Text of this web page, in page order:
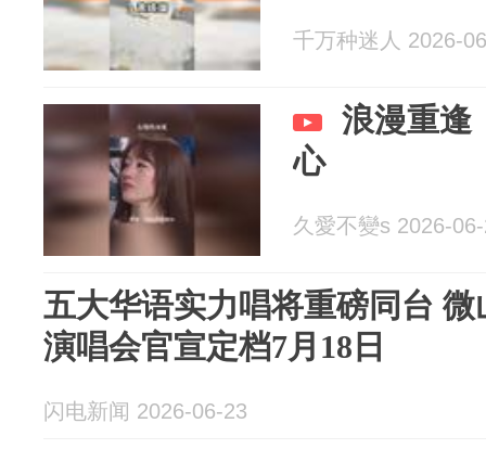
千万种迷人 2026-
浪漫重逢
心
久愛不變s 2026-
五大华语实力唱将重磅同台 微
演唱会官宣定档7月18日
闪电新闻 2026-06-23